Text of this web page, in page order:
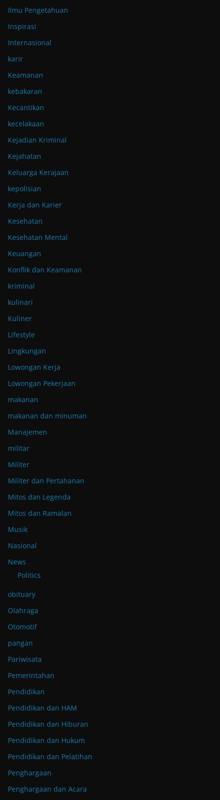
Ilmu Pengetahuan
Inspirasi
Internasional
karir
Keamanan
kebakaran
Kecantikan
kecelakaan
Kejadian Kriminal
Kejahatan
Keluarga Kerajaan
kepolisian
Kerja dan Karier
Kesehatan
Kesehatan Mental
Keuangan
Konflik dan Keamanan
kriminal
kulinari
Kuliner
Lifestyle
Lingkungan
Lowongan Kerja
Lowongan Pekerjaan
makanan
makanan dan minuman
Manajemen
militar
Militer
Militer dan Pertahanan
Mitos dan Legenda
Mitos dan Ramalan
Musik
Nasional
News
Politics
obituary
Olahraga
Otomotif
pangan
Pariwisata
Pemerintahan
Pendidikan
Pendidikan dan HAM
Pendidikan dan Hiburan
Pendidikan dan Hukum
Pendidikan dan Pelatihan
Penghargaan
Penghargaan dan Acara